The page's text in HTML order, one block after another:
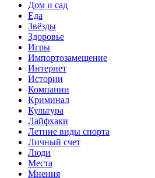
Дом и сад
Еда
Звёзды
Здоровье
Игры
Импортозамещение
Интернет
Истории
Компании
Криминал
Культура
Лайфхаки
Летние виды спорта
Личный счет
Люди
Места
Мнения